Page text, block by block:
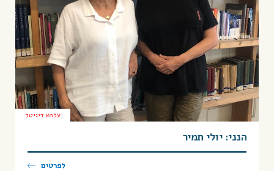
עלמא דיגיטל
הנני: יולי תמיר
לפרטים